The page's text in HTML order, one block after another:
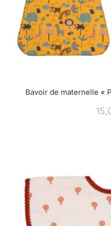
Bavoir de maternelle «